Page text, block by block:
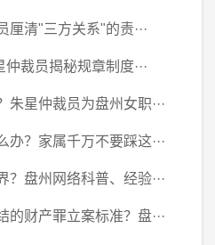
清"三方关系"的责···
裁员揭秘规章制度···
星仲裁员为盘州女职···
？家属千万不要踩这···
盘州网络科普、经验···
财产罪立案标准？盘···